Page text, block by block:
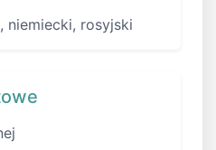
niemiecki, rosyjski